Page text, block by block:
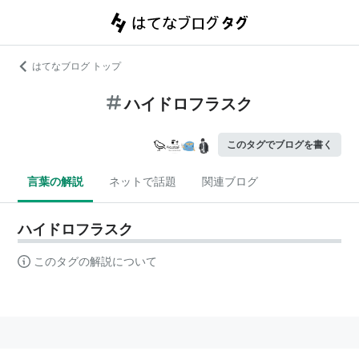
はてなブログ トップ
ハイドロフラスク
このタグでブログを書く
言葉の解説 ネットで話題 関連ブログ
ハイドロフラスク
このタグの解説について